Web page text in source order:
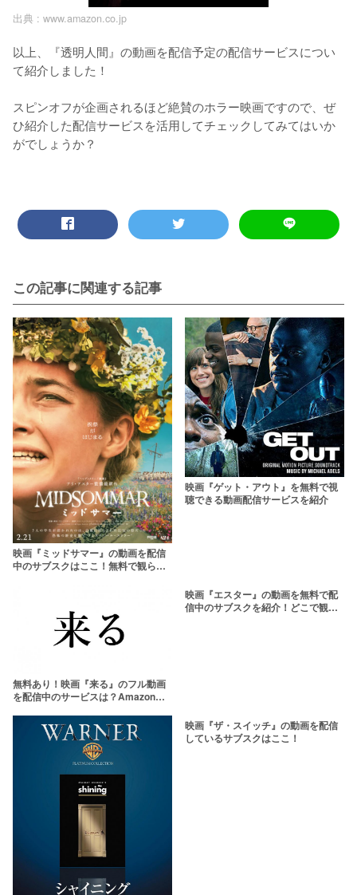
出典 : www.amazon.co.jp
以上、『透明人間』の動画を配信予定の配信サービスについ
て紹介しました！
スピンオフが企画されるほど絶賛のホラー映画ですので、ぜ
ひ紹介した配信サービスを活用してチェックしてみてはいか
がでしょうか？
この記事に関連する記事
映画『ミッドサマー』の動画を配信
中のサブスクはここ！無料で観られ
映画『ゲット・アウト』を無料で視
聴できる動画配信サービスを紹介
無料あり！映画『来る』のフル動画
を配信中のサービスは？Amazonプ
演のホラー映画】
映画『エスター』の動画を無料で配
信中のサブスクを紹介！どこで観れ
映画『ザ・スイッチ』の動画を配信
しているサブスクはここ！